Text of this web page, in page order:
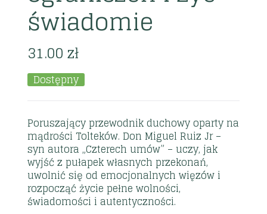
świadomie
31.00zł
Dostępny
Poruszający przewodnik duchowy oparty na
mądrości Tolteków. Don Miguel Ruiz Jr –
syn autora „Czterech umów” – uczy, jak
wyjść z pułapek własnych przekonań,
uwolnić się od emocjonalnych więzów i
rozpocząć życie pełne wolności,
świadomości i autentyczności.